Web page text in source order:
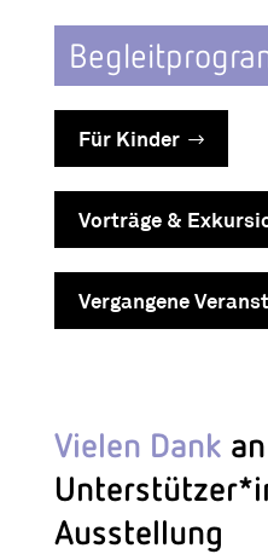
Für Kinder
Vorträge &
Vergangene
Vielen Dank
Ausstellung